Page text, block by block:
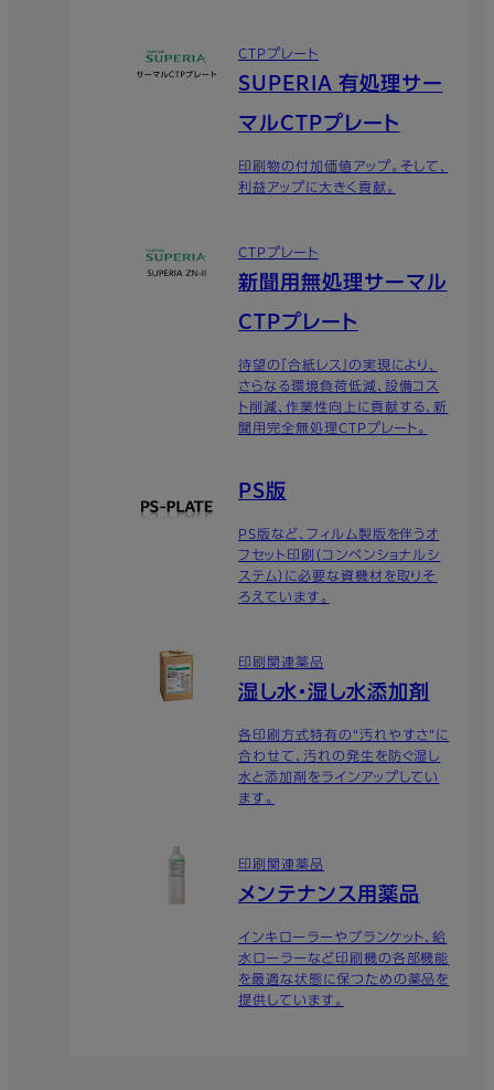
CTPプレート
SUPERIA 有処理サー
マルCTPプレート
印刷物の付加価値アップ。そして、
利益アップに大きく貢献。
CTPプレート
新聞用無処理サーマル
CTPプレート
待望の「合紙レス」の実現により、
さらなる環境負荷低減、設備コス
ト削減、作業性向上に貢献する、新
聞用完全無処理CTPプレート。
PS版
PS版など、フィルム製版を伴うオ
フセット印刷（コンベンショナルシ
ステム）に必要な資機材を取りそ
ろえています。
印刷関連薬品
湿し水・湿し水添加剤
各印刷方式特有の“汚れやすさ”に
合わせて、汚れの発生を防ぐ湿し
水と添加剤をラインアップしてい
ます。
印刷関連薬品
メンテナンス用薬品
インキローラーやブランケット、給
水ローラーなど印刷機の各部機能
を最適な状態に保つための薬品を
提供しています。